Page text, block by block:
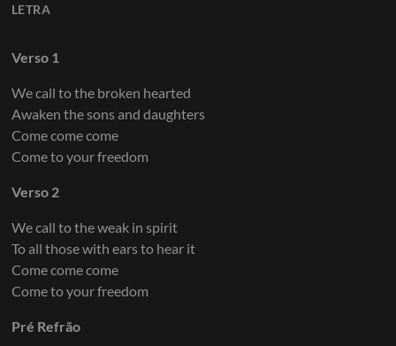
Teclados 4
LETRA
Verso 1
We call to the broken hearted
Awaken the sons and daughters
Come come come
Come to your freedom
Verso 2
We call to the weak in spirit
To all those with ears to hear it
Come come come
Come to your freedom
Pré Refrão